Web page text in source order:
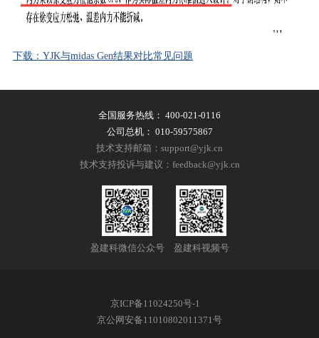
下载：YJK与midas Gen结果对比常见问题
全国服务热线： 400-021-0116
公司总机： 010-59575867
技术支持邮箱：support@yjk.cn
技术支持投诉与建议：feedback@yjk.cn
盈建科微信公众号 盈建科视频号
京ICP备11024250号-1
京公网安备11010802011371号